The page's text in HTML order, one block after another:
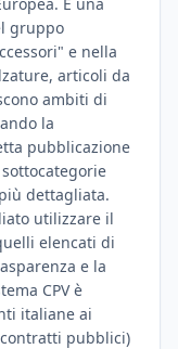
gruppo
e nella
articoli da
ambiti di
la
pubblicazione
dettagliata.
utilizzare il
elencati di
e la
CPV è
italiane ai
contratti pubblici)